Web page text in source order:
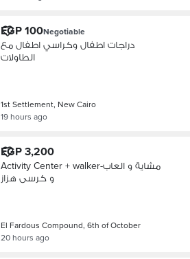
EGP 100Negotiable
دراجات اطفال وكراسي اطفال مع
الطاولات
1st Settlement, New Cairo
19 hours ago
EGP 3,200
Activity Center + walker-مشاية و العاب
و كرسى هزاز
El Fardous Compound, 6th of October
20 hours ago